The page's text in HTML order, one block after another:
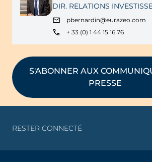
DIR. RELATIONS
pbernardin@eurazeo.com
+ 33 (0) 1 44 15 16 76
S'ABONNER AUX
PRESSE
RESTER CONNECTÉ